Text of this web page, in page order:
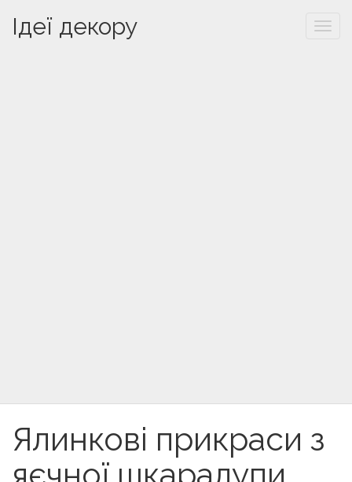
Ідеї декору
Ялинкові прикраси з